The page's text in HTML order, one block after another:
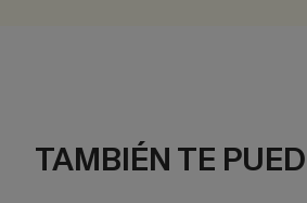
TAMBIÉN TE